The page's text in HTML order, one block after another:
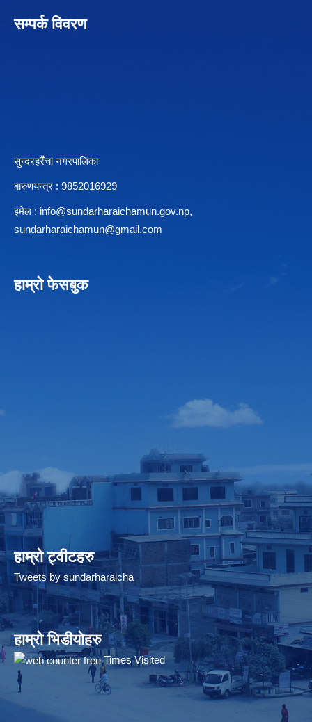
सम्पर्क विवरण
सुन्दरहरैँचा नगरपालिका
बारुणयन्त्र : 9852016929
इमेल : info@sundarharaichamun.gov.np,
sundarharaichamun@gmail.com
हाम्रो फेसबुक
हाम्रो ट्वीटहरु
Tweets by sundarharaicha
हाम्रो भिडीयोहरु
Times Visited